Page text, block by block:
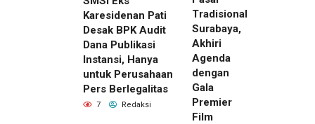
Karesidenan Pati
Desak BPK Audit
Dana Publikasi
Instansi, Hanya
untuk Perusahaan
Pers Berlegalitas
7 Redaksi
Tradisional
Surabaya,
Akhiri
Agenda
dengan
Gala
Premier
Film